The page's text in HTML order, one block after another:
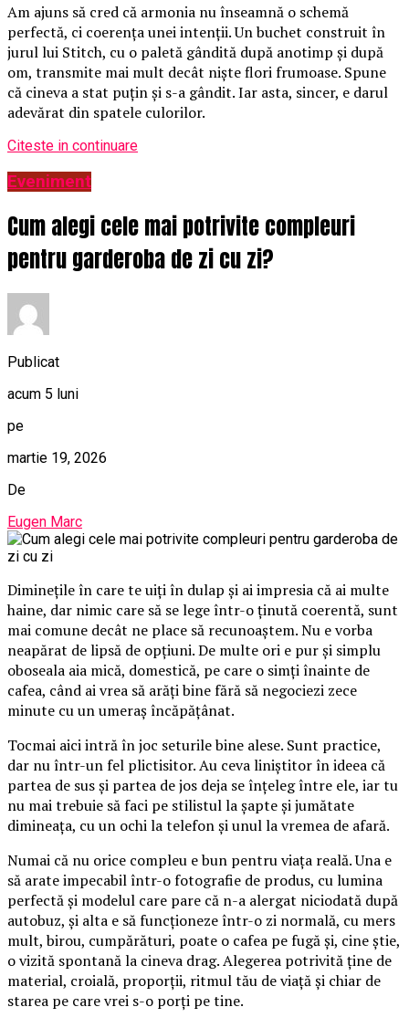
Am ajuns să cred că armonia nu înseamnă o schemă
perfectă, ci coerența unei intenții. Un buchet construit în
jurul lui Stitch, cu o paletă gândită după anotimp și după
om, transmite mai mult decât niște flori frumoase. Spune
că cineva a stat puțin și s-a gândit. Iar asta, sincer, e darul
adevărat din spatele culorilor.
Citeste in continuare
Eveniment
Cum alegi cele mai potrivite compleuri
pentru garderoba de zi cu zi?
Publicat
acum 5 luni
pe
martie 19, 2026
De
Eugen Marc
Diminețile în care te uiți în dulap și ai impresia că ai multe
haine, dar nimic care să se lege într-o ținută coerentă, sunt
mai comune decât ne place să recunoaștem. Nu e vorba
neapărat de lipsă de opțiuni. De multe ori e pur și simplu
oboseala aia mică, domestică, pe care o simți înainte de
cafea, când ai vrea să arăți bine fără să negociezi zece
minute cu un umeraș încăpățânat.
Tocmai aici intră în joc seturile bine alese. Sunt practice,
dar nu într-un fel plictisitor. Au ceva liniștitor în ideea că
partea de sus și partea de jos deja se înțeleg între ele, iar tu
nu mai trebuie să faci pe stilistul la șapte și jumătate
dimineața, cu un ochi la telefon și unul la vremea de afară.
Numai că nu orice compleu e bun pentru viața reală. Una e
să arate impecabil într-o fotografie de produs, cu lumina
perfectă și modelul care pare că n-a alergat niciodată după
autobuz, și alta e să funcționeze într-o zi normală, cu mers
mult, birou, cumpărături, poate o cafea pe fugă și, cine știe,
o vizită spontană la cineva drag. Alegerea potrivită ține de
material, croială, proporții, ritmul tău de viață și chiar de
starea pe care vrei s-o porți pe tine.